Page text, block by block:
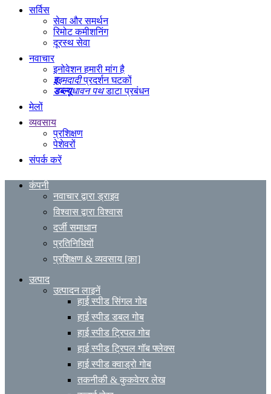
सर्विस
सेवा और समर्थन
रिमोट कमीशनिंग
दूरस्थ सेवा
नवाचार
इनोवेशन हमारी मांग है
इइमदादीप्रदर्शन घटकों
डब्ल्यूधावन पथडाटा प्रबंधन
मेलों
व्यवसाय
प्रशिक्षण
पेशेवरों
संपर्क करें
कंपनी
नवाचार द्वारा ड्राइव
विश्वास द्वारा विश्वास
दर्जी समाधान
प्रतिनिधियों
प्रशिक्षण & व्यवसाय [का]
उत्पाद
उत्पादन लाइनें
हाई स्पीड सिंगल गोब
हाई स्पीड डबल गोब
हाई स्पीड ट्रिपल गोब
हाई स्पीड ट्रिपल गॉब फ्लेक्स
हाई स्पीड क्वाड्रो गोब
तकनीकी & कुकवेयर लेख